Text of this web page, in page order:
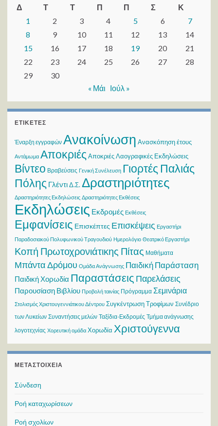
Δ
Τ Τ Π Π Σ
Κ
1
2 3 4 5 6
7
8
9 10 11 12 13
14
15
16 17 18 19 20
21
22
23 24 25 26 27
28
29
30
« Μάι Ιούλ »
ΕΤΙΚΈΤΕΣ
Έναρξη εγγραφών Ανακοίνωση Ανασκόπηση έτους
Αντάμωμα Αποκριές Αποκριές Λαογραφικές Εκδηλώσεις
Βίντεο Βραβεύσεις Γενική Συνέλευση Γιορτές Παλιάς
Πόλης ΓλέντιΔ.Σ.Δραστηριότητες
Δραστηριότητες Εκδηλώσεις Δραστηριότητες Εκθέσεις
Εκδηλώσεις Εκδρομές Εκθέσεις
Εμφανίσεις Επισκέπτες Επισκέψεις Εργαστήρι
Παραδοσιακού Πολυφωνικού Τραγουδιού Ημερολόγιο Θεατρικό Εργαστήρι
Κοπή Πρωτοχρονιάτικης Πίτας Μαθήματα
Μπάντα Δρόμου Ομάδα Ανάγνωσης Παιδική Παράσταση
Παιδική Χορωδία Παραστάσεις Παρελάσεις
Παρουσίαση Βιβλίου Προβολή ταινίας Πρόγραμμα Σεμινάρια
Στολισμός Χριστουγεννιάτικου Δέντρου Συγκέντρωση Τροφίμων Συνέδριο
των Λυκείων Συναντήσεις μελών Ταξίδια-Εκδρομές Τμήμα ανάγνωσης
λογοτεχνίας Χορευτική ομάδα Χορωδία Χριστούγεννα
ΜΕΤΑΣΤΟΙΧΕΊΑ
Σύνδεση
Ροή καταχωρίσεων
Ροή σχολίων